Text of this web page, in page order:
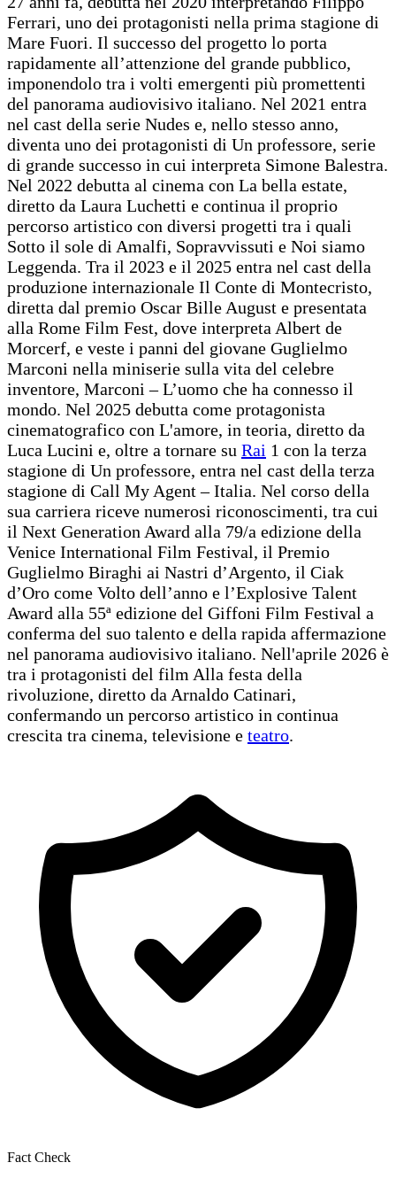
Ferrari, uno dei protagonisti nella prima stagione di
Mare Fuori. Il successo del progetto lo porta
rapidamente all’attenzione del grande pubblico,
imponendolo tra i volti emergenti più promettenti
del panorama audiovisivo italiano. Nel 2021 entra
nel cast della serie Nudes e, nello stesso anno,
diventa uno dei protagonisti di Un professore, serie
di grande successo in cui interpreta Simone Balestra.
Nel 2022 debutta al cinema con La bella estate,
diretto da Laura Luchetti e continua il proprio
percorso artistico con diversi progetti tra i quali
Sotto il sole di Amalfi, Sopravvissuti e Noi siamo
Leggenda. Tra il 2023 e il 2025 entra nel cast della
produzione internazionale Il Conte di Montecristo,
diretta dal premio Oscar Bille August e presentata
alla Rome Film Fest, dove interpreta Albert de
Morcerf, e veste i panni del giovane Guglielmo
Marconi nella miniserie sulla vita del celebre
inventore, Marconi – L’uomo che ha connesso il
mondo. Nel 2025 debutta come protagonista
cinematografico con L'amore, in teoria, diretto da
Luca Lucini e, oltre a tornare su Rai 1 con la terza
stagione di Un professore, entra nel cast della terza
stagione di Call My Agent – Italia. Nel corso della
sua carriera riceve numerosi riconoscimenti, tra cui
il Next Generation Award alla 79/a edizione della
Venice International Film Festival, il Premio
Guglielmo Biraghi ai Nastri d’Argento, il Ciak
d’Oro come Volto dell’anno e l’Explosive Talent
Award alla 55ª edizione del Giffoni Film Festival a
conferma del suo talento e della rapida affermazione
nel panorama audiovisivo italiano. Nell'aprile 2026 è
tra i protagonisti del film Alla festa della
rivoluzione, diretto da Arnaldo Catinari,
confermando un percorso artistico in continua
crescita tra cinema, televisione e teatro.
Fact Check